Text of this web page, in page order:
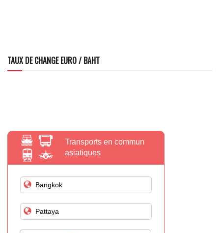
TAUX DE CHANGE EURO / BAHT
Transports en commun
asiatiques